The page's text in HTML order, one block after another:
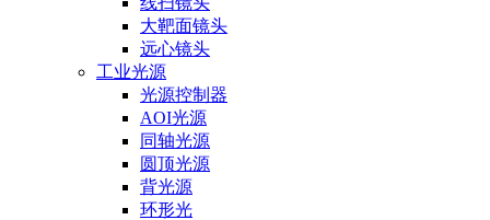
大靶面镜头
远心镜头
工业光源
光源控制器
AOI光源
同轴光源
圆顶光源
背光源
环形光